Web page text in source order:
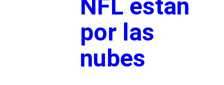
NFL están
por las
nubes